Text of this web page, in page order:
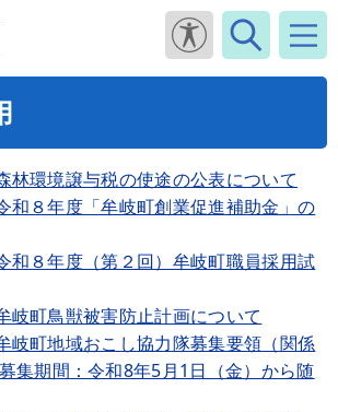
林環境譲与税の使途の公表について
和８年度「牟岐町創業促進補助金」の
和８年度（第２回）牟岐町職員採用試
岐町鳥獣被害防止計画について
岐町地域おこし協力隊募集要領（関係
集期間：令和8年5月1日（金）から随